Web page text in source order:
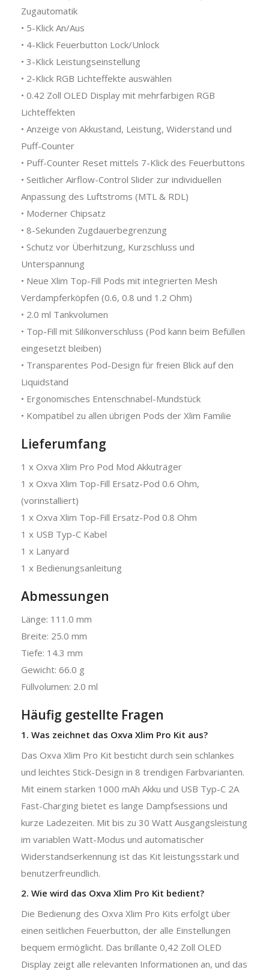
Zugautomatik
• 5-Klick An/Aus
• 4-Klick Feuerbutton Lock/Unlock
• 3-Klick Leistungseinstellung
• 2-Klick RGB Lichteffekte auswählen
• 0.42 Zoll OLED Display mit mehrfarbigen RGB
Lichteffekten
• Anzeige von Akkustand, Leistung, Widerstand und
Puff-Counter
• Puff-Counter Reset mittels 7-Klick des Feuerbuttons
• Seitlicher Airflow-Control Slider zur individuellen
Anpassung des Luftstroms (MTL & RDL)
• Moderner Chipsatz
• 8-Sekunden Zugdauerbegrenzung
• Schutz vor Überhitzung, Kurzschluss und
Unterspannung
• Neue Xlim Top-Fill Pods mit integrierten Mesh
Verdampferköpfen (0.6, 0.8 und 1.2 Ohm)
• 2.0 ml Tankvolumen
• Top-Fill mit Silikonverschluss (Pod kann beim Befüllen
eingesetzt bleiben)
• Transparentes Pod-Design für freien Blick auf den
Liquidstand
• Ergonomisches Entenschnabel-Mundstück
• Kompatibel zu allen übrigen Pods der Xlim Familie
Lieferumfang
1 x Oxva Xlim Pro Pod Mod Akkuträger
1 x Oxva Xlim Top-Fill Ersatz-Pod 0.6 Ohm,
(vorinstalliert)
1 x Oxva Xlim Top-Fill Ersatz-Pod 0.8 Ohm
1 x USB Typ-C Kabel
1 x Lanyard
1 x Bedienungsanleitung
Abmessungen
Länge: 111.0 mm
Breite: 25.0 mm
Tiefe: 14.3 mm
Gewicht: 66.0 g
Füllvolumen: 2.0 ml
Häufig gestellte Fragen
1. Was zeichnet das Oxva Xlim Pro Kit aus?
Das Oxva Xlim Pro Kit besticht durch sein schlankes
und leichtes Stick-Design in 8 trendigen Farbvarianten.
Mit einem starken 1000 mAh Akku und USB Typ-C 2A
Fast-Charging bietet es lange Dampfsessions und
kurze Ladezeiten. Mit bis zu 30 Watt Ausgangsleistung
im variablen Watt-Modus und automatischer
Widerstandserkennung ist das Kit leistungsstark und
benutzerfreundlich.
2. Wie wird das Oxva Xlim Pro Kit bedient?
Die Bedienung des Oxva Xlim Pro Kits erfolgt über
einen seitlichen Feuerbutton, der alle Einstellungen
bequem ermöglicht. Das brillante 0,42 Zoll OLED
Display zeigt alle relevanten Informationen an, und das